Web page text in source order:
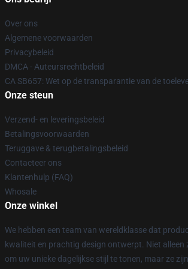
Over ons
Algemene voorwaarden
Privacybeleid
DMCA - Auteursrechtbeleid
CA SB657: Wet op de transparantie van de
Onze steun
Verzend- en leveringsbeleid
Betalingsvoorwaarden
Teruggave & terugbetalingsbeleid
Contacteer ons
Klantenhulp (FAQ)
Whosale
Onze winkel
We hebben een team van wereldklasse dat
kwaliteit en prachtig design ontwerpt. Niet alleen
om uw unieke dagelijkse stijl te tonen, maar ze